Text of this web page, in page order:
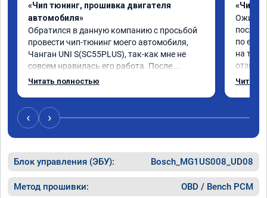
«Чип тюнинг, прошивка двигателя
автомобиля»
Обратился в данную компанию с просьбой
провести чип-тюнинг моего автомобиля,
Чанган UNI S(SC55PLUS), так-как мне не
совсем нравилась его работа. После
прошивки, автомобиль стал вести себя
Разница до и после прошивки ощутимая!
Огромное СПАСИБО мастеру Роману!
Сделал всё качественно и грамотно! Желаю
Рекомендую однозначно!
Читать полностью
«Чип
после
по
на
По
Считаю
Как
Читать
‹ ›
Блок управления (ЭБУ): Bosch_MG1US008_UD08
Метод прошивки: OBD / Bench PCM